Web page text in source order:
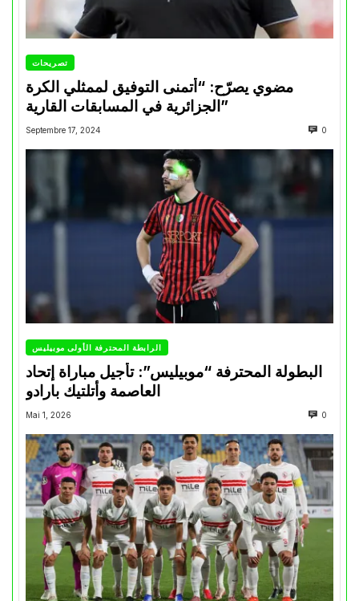
تصريحات
مضوي يصرّح: “أتمنى التوفيق لممثلي الكرة
الجزائرية في المسابقات القارية”
Septembre 17, 2024 0
الرابطة المحترفة الأولى موبيليس
البطولة المحترفة “موبيليس”: تأجيل مباراة إتحاد
العاصمة وأتلتيك بارادو
Mai 1, 2026 0